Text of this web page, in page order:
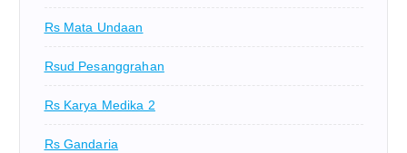
Rs Mata Undaan
Rsud Pesanggrahan
Rs Karya Medika 2
Rs Gandaria